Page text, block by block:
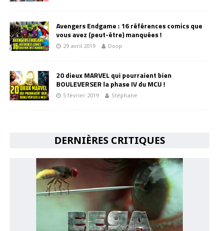
Avengers Endgame : 16 références comics que
vous avez (peut-être) manquées !
29 avril 2019 Doop
20 dieux MARVEL qui pourraient bien
BOULEVERSER la phase IV du MCU !
5 février 2019 Stéphane
DERNIÈRES CRITIQUES